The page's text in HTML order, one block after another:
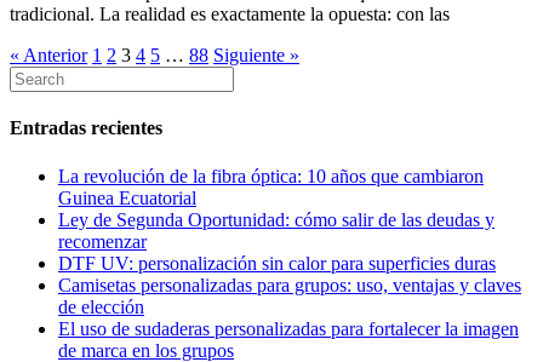
tradicional. La realidad es exactamente la opuesta: con las
« Anterior 1 2 3 4 5 … 88 Siguiente »
Entradas recientes
La revolución de la fibra óptica: 10 años que cambiaron
Guinea Ecuatorial
Ley de Segunda Oportunidad: cómo salir de las deudas y
recomenzar
DTF UV: personalización sin calor para superficies duras
Camisetas personalizadas para grupos: uso, ventajas y claves
de elección
El uso de sudaderas personalizadas para fortalecer la imagen
de marca en los grupos